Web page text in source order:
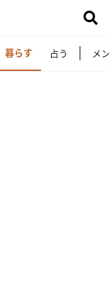
暮らす 占う メ